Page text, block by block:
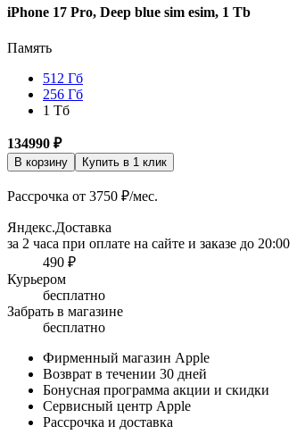
iPhone 17 Pro, Deep blue sim esim, 1 Tb
Память
512 Гб
256 Гб
1 Тб
134990 ₽
В корзину Купить в 1 клик
Рассрочка от 3750 ₽/мес.
Яндекс.Доставка
за 2 часа при оплате на сайте и заказе до 20:00
490 ₽
Курьером
бесплатно
Забрать в магазине
бесплатно
Фирменный магазин Apple
Возврат в течении 30 дней
Бонусная программа акции и скидки
Сервисный центр Apple
Рассрочка и доставка